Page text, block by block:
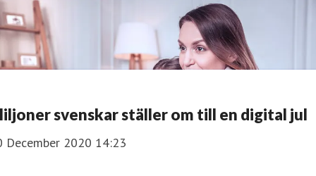
svenskar ställer om till en digital jul
December 2020 14:23